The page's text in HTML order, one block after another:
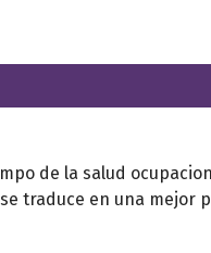
de la salud
traduce en una mejor